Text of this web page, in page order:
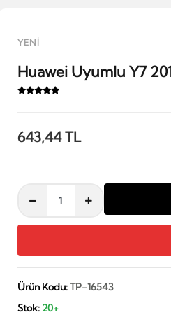
YENİ
Huawei Uyumlu Y7
643,44 TL
Ürün Kodu:TP-16543
Stok: 20+